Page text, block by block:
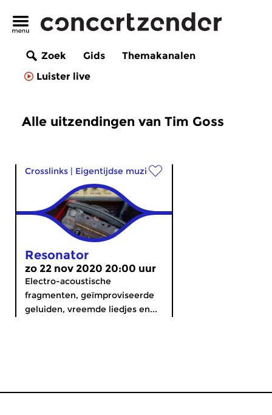
Zoek Gids
Themakanalen
Luister live
Alle uitzendingen van Tim Goss
Crosslinks | Eigentijdse muziek
Resonator
zo 22 nov 2020 20:00 uur
Electro-acoustische
fragmenten, geïmproviseerde
geluiden, vreemde liedjes en...